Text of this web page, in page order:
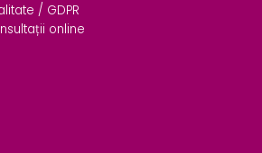
/ GDPR
online